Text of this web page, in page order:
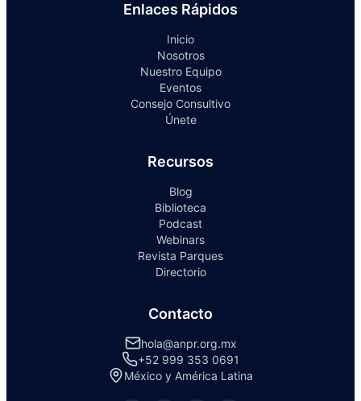
Enlaces Rápidos
Inicio
Nosotros
Nuestro Equipo
Eventos
Consejo Consultivo
Únete
Recursos
Blog
Biblioteca
Podcast
Webinars
Revista Parques
Directorio
Contacto
hola@anpr.org.mx
+52 999 353 0691
México y América Latina